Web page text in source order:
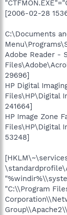
[2006-02-28
C:\Documents
Adobe Reader -
29696]
HP Digital
Files\HP\Digital
241664]
HP Image Zone
Files\HP\Digital
53248]
"C:\\Program